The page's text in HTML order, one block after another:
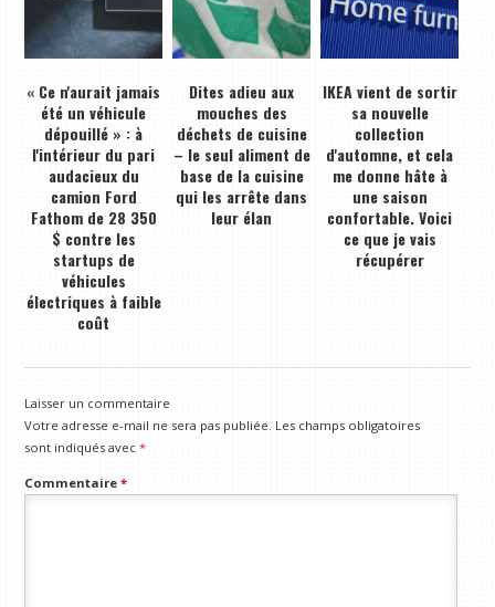
« Ce n'aurait jamais
été un véhicule
dépouillé » : à
l'intérieur du pari
audacieux du
camion Ford
Fathom de 28 350
$ contre les
startups de
véhicules
électriques à faible
coût
Dites adieu aux
mouches des
déchets de cuisine
– le seul aliment de
base de la cuisine
qui les arrête dans
leur élan
IKEA vient de sortir
sa nouvelle
collection
d'automne, et cela
me donne hâte à
une saison
confortable. Voici
ce que je vais
récupérer
Laisser un commentaire
Votre adresse e-mail ne sera pas publiée. Les champs obligatoires
sont indiqués avec*
Commentaire*